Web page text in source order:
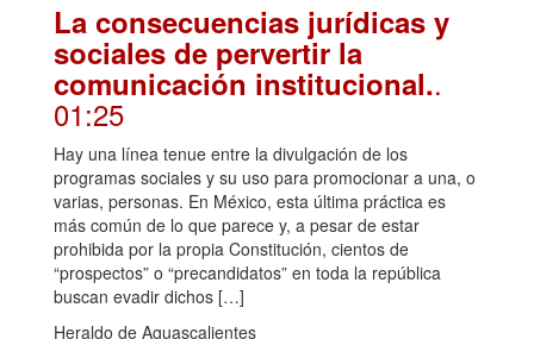
La consecuencias jurídicas y
sociales de pervertir la
comunicación institucional..
01:25
Hay una línea tenue entre la divulgación de los
programas sociales y su uso para promocionar a una, o
varias, personas. En México, esta última práctica es
más común de lo que parece y, a pesar de estar
prohibida por la propia Constitución, cientos de
“prospectos” o “precandidatos” en toda la república
buscan evadir dichos […]
Heraldo de Aguascalientes